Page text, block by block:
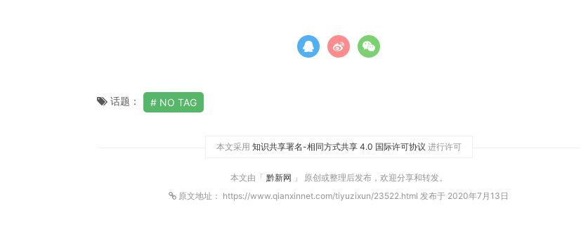
话题： NO TAG
本文采用 知识共享署名-相同方式共享 4.0 国际许可协议 进行许可
本文由「 黔新网 」 原创或整理后发布，欢迎分享和转发。
原文地址： https://www.qianxinnet.com/tiyuzixun/23522.html 发布于 2020年7月13日